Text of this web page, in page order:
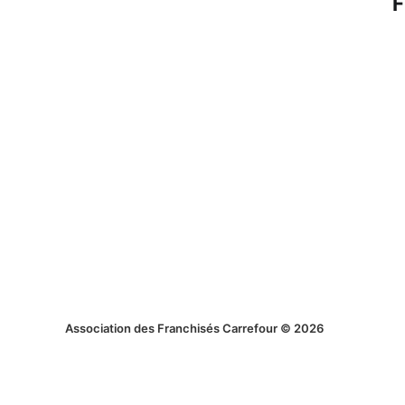
Association des Franchisés Carrefour © 2026